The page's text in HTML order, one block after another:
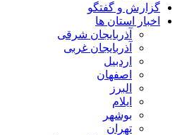
گزارش و گفتگو
اخبار استان ها
آذربایجان شرقی
آذربایجان غربی
اردبیل
اصفهان
البرز
ایلام
بوشهر
تهران